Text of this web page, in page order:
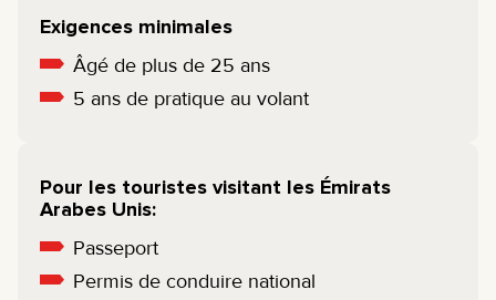
Exigences minimales
Âgé de plus de 25 ans
5 ans de pratique au volant
Pour les touristes visitant les Émirats
Arabes Unis:
Passeport
Permis de conduire national